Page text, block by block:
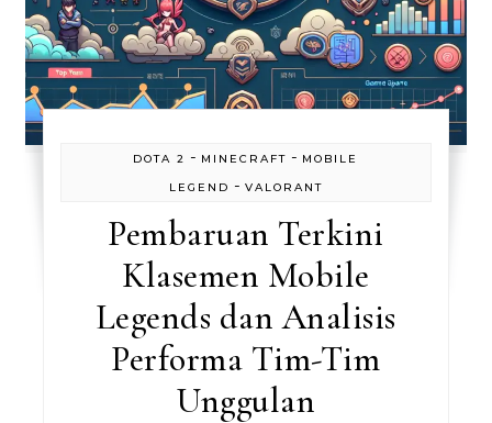
DOTA 2 - MINECRAFT - MOBILE
LEGEND - VALORANT
Pembaruan Terkini
Klasemen Mobile
Legends dan Analisis
Performa Tim-Tim
Unggulan